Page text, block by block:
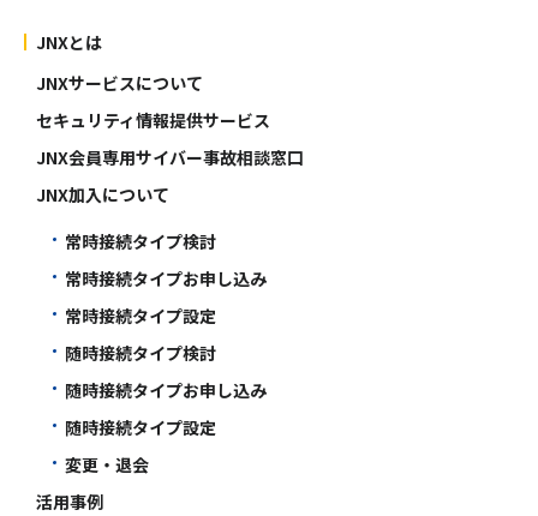
JNXとは
JNXサービスについて
セキュリティ情報提供サービス
JNX会員専用サイバー事故相談窓口
JNX加入について
常時接続タイプ検討
常時接続タイプお申し込み
常時接続タイプ設定
随時接続タイプ検討
随時接続タイプお申し込み
随時接続タイプ設定
変更・退会
活用事例